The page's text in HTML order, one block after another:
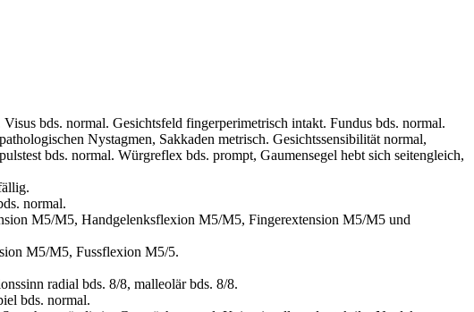
bds. normal. Gesichtsfeld fingerperimetrisch intakt. Fundus bds. normal.
Nystagmen, Sakkaden metrisch. Gesichtssensibilität normal,
bds. normal. Würgreflex bds. prompt, Gaumensegel hebt sich seitengleich,
normal.
M5/M5, Handgelenksflexion M5/M5, Fingerextension M5/M5 und
M5/M5, Fussflexion M5/5.
radial bds. 8/8, malleolär bds. 8/8.
bds. normal.